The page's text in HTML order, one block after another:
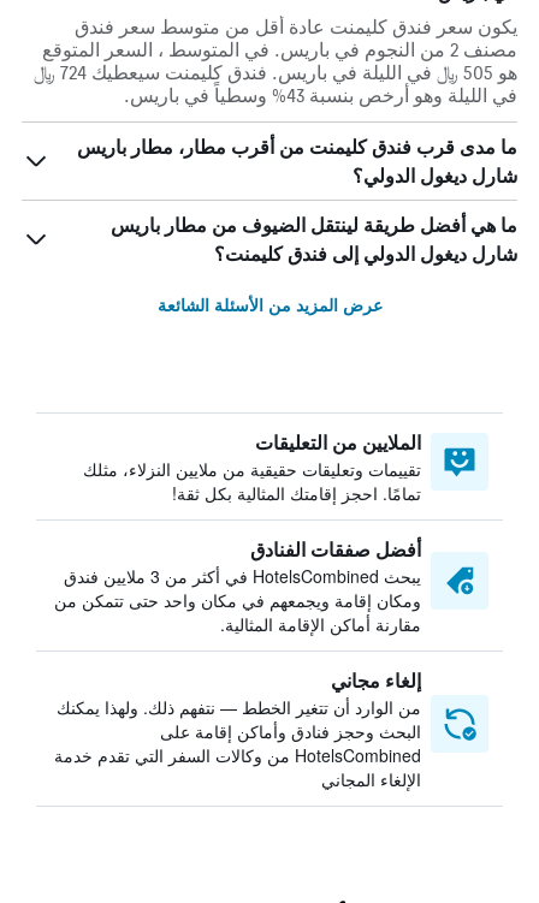
يكون سعر فندق كليمنت عادة أقل من متوسط ​​سعر فندق
مصنف 2 من النجوم في باريس. في المتوسط ، السعر المتوقع
هو 505 ﷼ في الليلة في باريس. فندق كليمنت سيعطيك 724 ﷼
في الليلة وهو أرخص بنسبة 43% وسطياً في باريس.
ما مدى قرب فندق كليمنت من أقرب مطار، مطار باريس
شارل ديغول الدولي؟
ما هي أفضل طريقة لينتقل الضيوف من مطار باريس
شارل ديغول الدولي إلى فندق كليمنت؟
عرض المزيد من الأسئلة الشائعة
الملايين من التعليقات
تقييمات وتعليقات حقيقية من ملايين النزلاء، مثلك
تمامًا. احجز إقامتك المثالية بكل ثقة!
أفضل صفقات الفنادق
يبحث HotelsCombined في أكثر من 3 ملايين فندق
ومكان إقامة ويجمعهم في مكان واحد حتى تتمكن من
مقارنة أماكن الإقامة المثالية.
إلغاء مجاني
من الوارد أن تتغير الخطط — نتفهم ذلك. ولهذا يمكنك
البحث وحجز فنادق وأماكن إقامة على
HotelsCombined من وكالات السفر التي تقدم خدمة
الإلغاء المجاني